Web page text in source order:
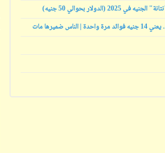
10 مايو 2023
ابن أبي صادق
16 مايو 2022